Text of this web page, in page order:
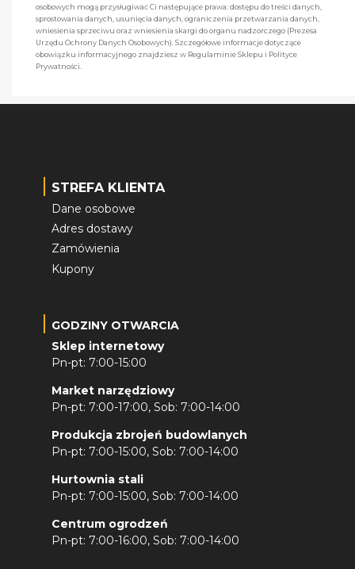
osobowych mogą przysługiwać Ci następujące prawa: dostępu do treści danych,
sprostowania danych, usunięcia danych, ograniczenia przetwarzania danych,
wniesienia sprzeciwu oraz wniesienia skargi do organu nadzorczego (Prezesa
Urzędu Ochrony Danych Osobowych). Szczegółowe informacje dotyczące
obowiązku informacyjnego znajdziesz w Regulaminie Sklepu i Polityce
Prywatności.
STREFA KLIENTA
Dane osobowe
Adres dostawy
Zamówienia
Kupony
GODZINY OTWARCIA
Sklep internetowy
Pn-pt: 7:00-15:00
Market narzędziowy
Pn-pt: 7:00-17:00, Sob: 7:00-14:00
Produkcja zbrojeń budowlanych
Pn-pt: 7:00-15:00, Sob: 7:00-14:00
Hurtownia stali
Pn-pt: 7:00-15:00, Sob: 7:00-14:00
Centrum ogrodzeń
Pn-pt: 7:00-16:00, Sob: 7:00-14:00